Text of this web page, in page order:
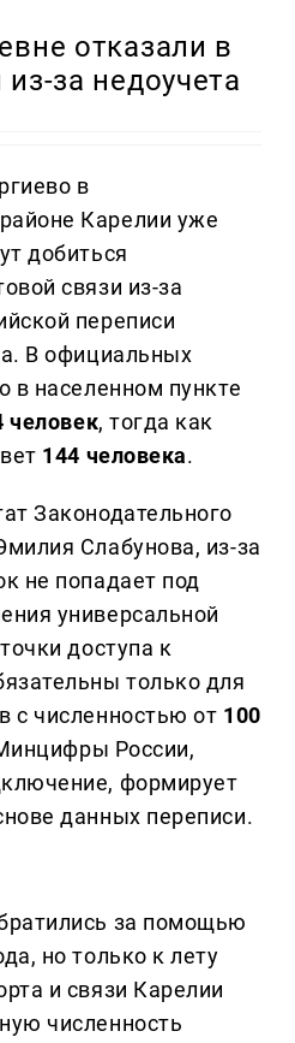
отказали в
за недоучета
в
Карелии уже
добиться
связи из-за
переписи
В официальных
в населенном пункте
человек, тогда как
144 человека.
Законодательного
Слабунова, из-за
не попадает под
универсальной
доступа к
только для
с численностью от 100
России,
формирует
данных переписи.
за помощью
но только к лету
и связи Карелии
численность